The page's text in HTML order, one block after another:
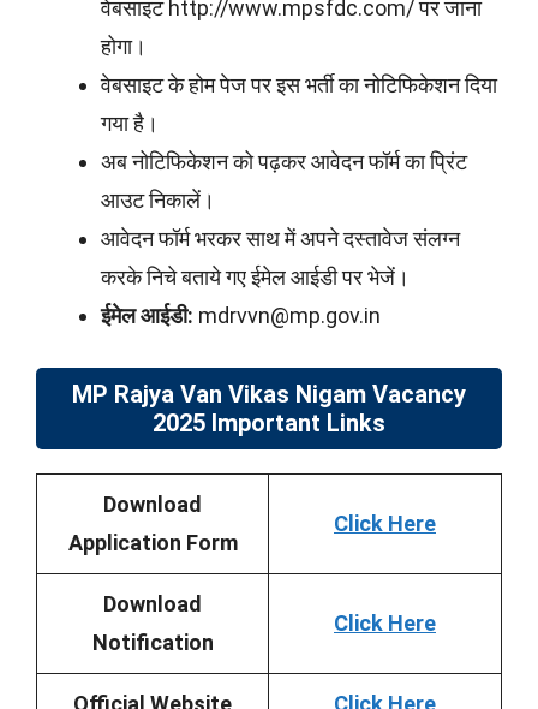
वेबसाइट http://www.mpsfdc.com/ पर जाना
होगा।
वेबसाइट के होम पेज पर इस भर्ती का नोटिफिकेशन दिया
गया है।
अब नोटिफिकेशन को पढ़कर आवेदन फॉर्म का प्रिंट
आउट निकालें।
आवेदन फॉर्म भरकर साथ में अपने दस्तावेज संलग्न
करके निचे बताये गए ईमेल आईडी पर भेजें।
ईमेल आईडी: mdrvvn@mp.gov.in
MP Rajya Van Vikas Nigam Vacancy
2025 Important Links
Download
Application Form
Click Here
Download
Notification
Click Here
Official Website Click Here